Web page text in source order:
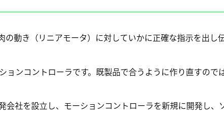
の動き（リニアモータ）に対していかに正確な指示を出
ンコントローラです。既製品で合うように作り直すの
社を設立し、モーションコントローラを新規に開発し、